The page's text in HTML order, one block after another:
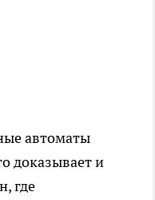
автоматы
доказывает и
где